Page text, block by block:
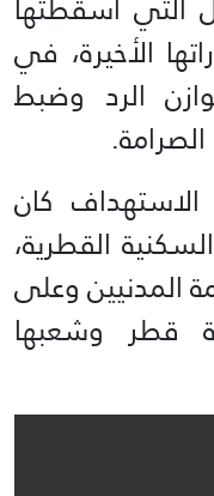
الأخيرة، في
الرد وضبط
كان
القطرية،
المدنيين وعلى
قطر وشعبها